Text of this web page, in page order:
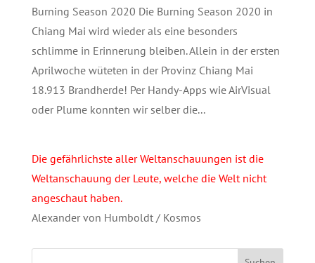
Burning Season 2020 Die Burning Season 2020 in
Chiang Mai wird wieder als eine besonders
schlimme in Erinnerung bleiben. Allein in der ersten
Aprilwoche wüteten in der Provinz Chiang Mai
18.913 Brandherde! Per Handy-Apps wie AirVisual
oder Plume konnten wir selber die...
Die gefährlichste aller Weltanschauungen ist die
Weltanschauung der Leute, welche die Welt nicht
angeschaut haben.
Alexander von Humboldt / Kosmos